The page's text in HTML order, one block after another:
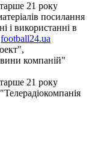
21 року
посилання
і використанні в
football24.ua
компаній"
21 року